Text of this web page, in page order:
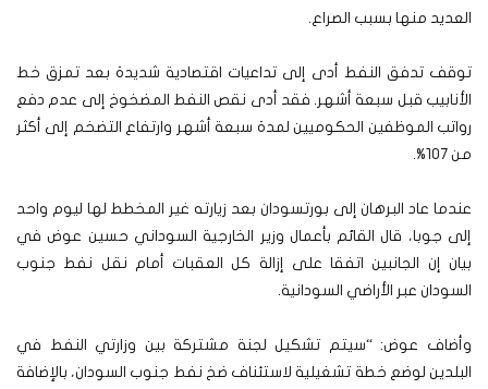
العديد منها بسبب الصراع.
توقف تدفق النفط أدى إلى تداعيات اقتصادية شديدة بعد تمزق خط
الأنابيب قبل سبعة أشهر. فقد أدى نقص النفط المضخوخ إلى عدم دفع
رواتب الموظفين الحكوميين لمدة سبعة أشهر وارتفاع التضخم إلى أكثر
من 107%.
عندما عاد البرهان إلى بورتسودان بعد زيارته غير المخطط لها ليوم واحد
إلى جوبا، قال القائم بأعمال وزير الخارجية السوداني حسين عوض في
بيان إن الجانبين اتفقا على إزالة كل العقبات أمام نقل نفط جنوب
السودان عبر الأراضي السودانية.
وأضاف عوض: “سيتم تشكيل لجنة مشتركة بين وزارتي النفط في
البلدين لوضع خطة تشغيلية لاستئناف ضخ نفط جنوب السودان، بالإضافة